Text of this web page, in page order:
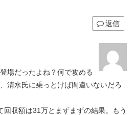
返信
場だったよね？何で攻める
清水氏に乗っとけば間違いないだろ
回収額は31万とまずまずの結果。もう